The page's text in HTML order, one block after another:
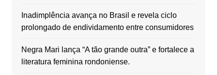
Inadimplência avança no Brasil e revela ciclo
prolongado de endividamento entre consumidores
Negra Mari lança “A tão grande outra” e fortalece a
literatura feminina rondoniense.